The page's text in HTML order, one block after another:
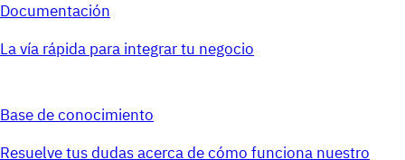
Documentación
La vía rápida para integrar tu negocio
Base de conocimiento
Resuelve tus dudas acerca de cómo funciona nuestro